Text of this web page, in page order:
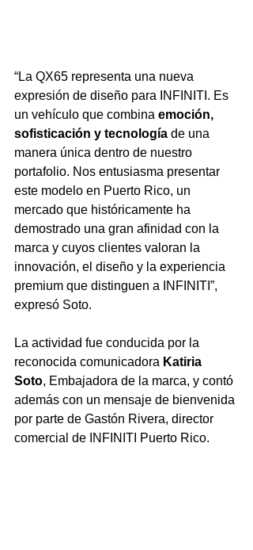
“La QX65 representa una nueva
expresión de diseño para INFINITI. Es
un vehículo que combina emoción,
sofisticación y tecnología de una
manera única dentro de nuestro
portafolio. Nos entusiasma presentar
este modelo en Puerto Rico, un
mercado que históricamente ha
demostrado una gran afinidad con la
marca y cuyos clientes valoran la
innovación, el diseño y la experiencia
premium que distinguen a INFINITI”,
expresó Soto.
La actividad fue conducida por la
reconocida comunicadora Katiria
Soto, Embajadora de la marca, y contó
además con un mensaje de bienvenida
por parte de Gastón Rivera, director
comercial de INFINITI Puerto Rico.